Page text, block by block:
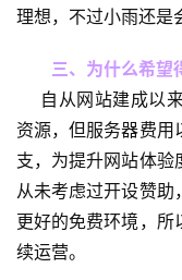
英
文
资
理想，不过小雨还是
三、为什么希望
自从网站建成以
资源，但服务器费用
支，为提升网站体验
从未考虑过开设赞助
更好的免费环境，所
续运营。